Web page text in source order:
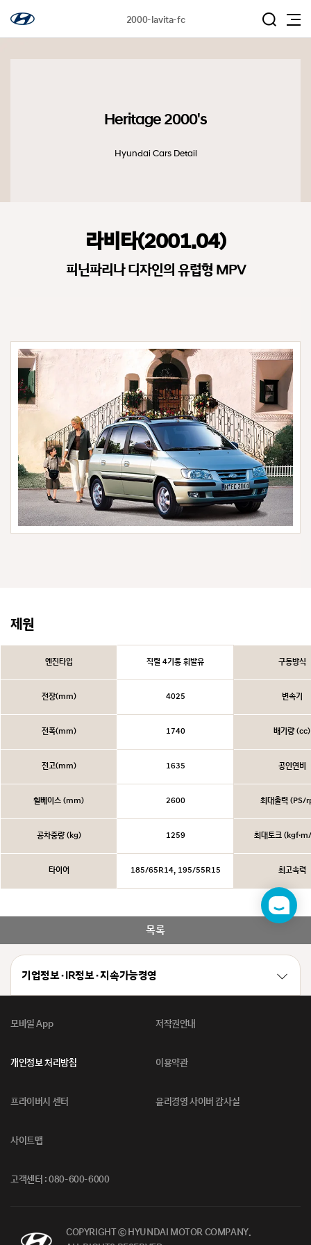
2000-lavita-fc
Heritage 2000's
Hyundai Cars Detail
라비타(2001.04)
피닌파리나 디자인의 유럽형 MPV
제원
엔진타입 직렬 4기통 휘발유 구동방식
전장(mm) 4025 변속기
전폭(mm) 1740 배기량 (cc)
전고(mm) 1635 공인연비
휠베이스 (mm) 2600 최대출력 (PS/
공차중량 (kg) 1259 최대토크
타이어 185/65R14, 195/55R15 최고속력
목록
챗
봇
기업정보 · IR정보 · 지속가능경영
모바일 App 저작권안내
개인정보 처리방침 이용약관
프라이버시 센터 윤리경영 사이버 감사실
사이트맵
고객센터 : 080-600-6000
COPYRIGHT ⓒ HYUNDAI MOTOR COMPANY.